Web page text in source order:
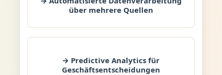
über mehrere Quellen
→ Predictive Analytics für
Geschäftsentscheidungen